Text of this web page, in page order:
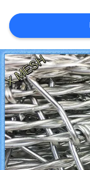
DEMANDEZ
UNE
CITATION
PLAN
DU
SITE
PRIVACY